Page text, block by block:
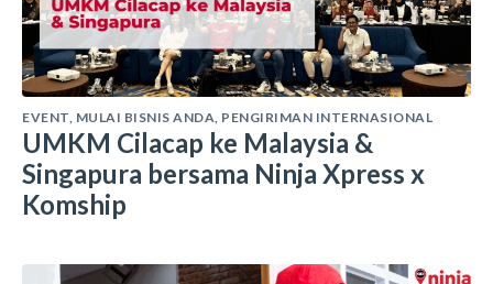
EVENT, MULAI BISNIS ANDA, PENGIRIMAN INTERNASIONAL
UMKM Cilacap ke Malaysia &
Singapura bersama Ninja Xpress x
Komship